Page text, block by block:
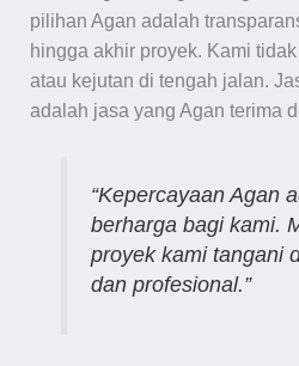
pilihan Agan adalah
hingga akhir proyek. Kami
atau kejutan di tengah jalan.
adalah jasa yang Agan terima
“Kepercayaan Agan
berharga bagi kami.
proyek kami tangani
dan profesional.”